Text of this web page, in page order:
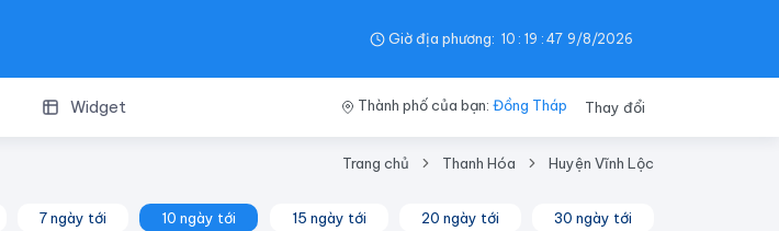
Giờ địa phương: 10 : 19 : 47 9/8/2026
Widget Thành phố của bạn: Đồng Tháp Thay đổi
Trang chủ Thanh Hóa Huyện Vĩnh Lộc
7 ngày tới 10 ngày tới 15 ngày tới 20 ngày tới 30 ngày tới